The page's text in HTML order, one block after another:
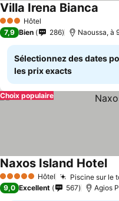
3 ÉtoilesHôtel
Villa Irena Bianca
7,9 Bien 286 Naoussa, à
Sélectionnez des dates
les prix exacts
Choix populaire
5 Étoiles Hôtel Piscine sur le
Naxos Island Hotel
9,0 Excellent 567 Agios